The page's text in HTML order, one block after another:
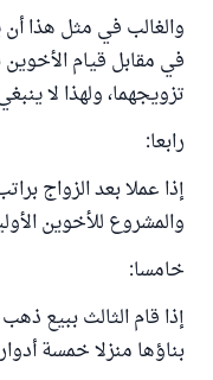
والغالب في مثل هذا أن
في مقابل قيام الأخوين
تزويجهما، ولهذا لا
رابعا:
إذا عملا بعد الزواج
والمشروع للأخوين
خامسا:
إذا قام الثالث ببيع
بناؤها منزلا خمسة